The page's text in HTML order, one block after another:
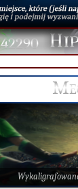
42290